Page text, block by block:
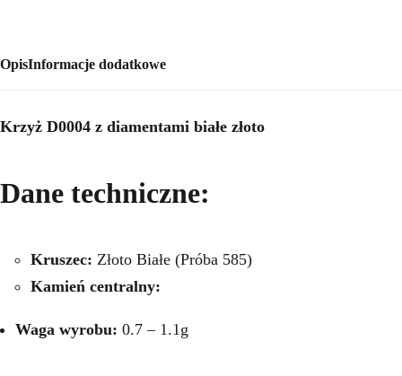
OpisInformacje dodatkowe
Krzyż D0004 z diamentami białe złoto
Dane techniczne:
Kruszec: Złoto Białe (Próba 585)
Kamień centralny:
Waga wyrobu: 0.7 – 1.1g